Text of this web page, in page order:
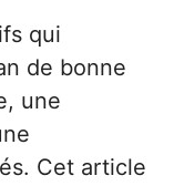
qui
de bonne
une
Cet article